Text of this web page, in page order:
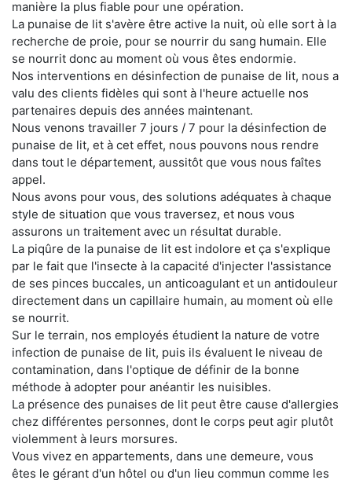
manière la plus fiable pour une opération.
La punaise de lit s'avère être active la nuit, où elle sort à la
recherche de proie, pour se nourrir du sang humain. Elle
se nourrit donc au moment où vous êtes endormie.
Nos interventions en désinfection de punaise de lit, nous a
valu des clients fidèles qui sont à l'heure actuelle nos
partenaires depuis des années maintenant.
Nous venons travailler 7 jours / 7 pour la désinfection de
punaise de lit, et à cet effet, nous pouvons nous rendre
dans tout le département, aussitôt que vous nous faîtes
appel.
Nous avons pour vous, des solutions adéquates à chaque
style de situation que vous traversez, et nous vous
assurons un traitement avec un résultat durable.
La piqûre de la punaise de lit est indolore et ça s'explique
par le fait que l'insecte à la capacité d'injecter l'assistance
de ses pinces buccales, un anticoagulant et un antidouleur
directement dans un capillaire humain, au moment où elle
se nourrit.
Sur le terrain, nos employés étudient la nature de votre
infection de punaise de lit, puis ils évaluent le niveau de
contamination, dans l'optique de définir de la bonne
méthode à adopter pour anéantir les nuisibles.
La présence des punaises de lit peut être cause d'allergies
chez différentes personnes, dont le corps peut agir plutôt
violemment à leurs morsures.
Vous vivez en appartements, dans une demeure, vous
êtes le gérant d'un hôtel ou d'un lieu commun comme les